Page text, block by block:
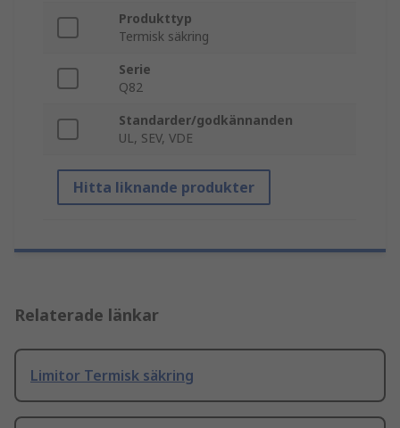
Produkttyp
Termisk säkring
Serie
Q82
Standarder/godkännanden
UL, SEV, VDE
Hitta liknande produkter
Relaterade länkar
Limitor Termisk säkring